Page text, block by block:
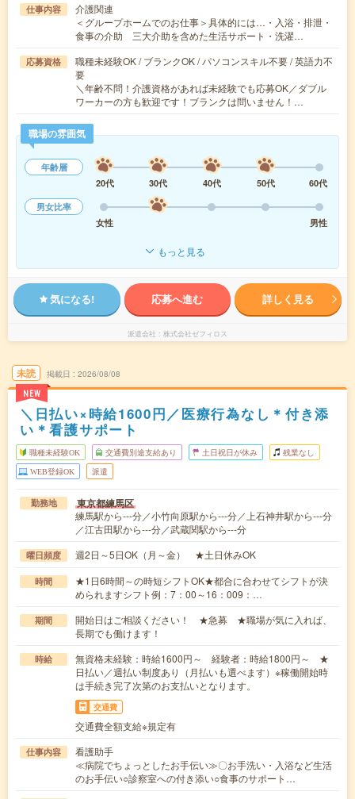
仕事内容
介護関連
＜グループホームでのお仕事＞具体的には…・入浴・排泄・
食事の介助 三大介助を含めた生活サポート・洗濯…
応募資格
職種未経験OK / ブランクOK / パソコンスキル不要 / 英語力不
要
＼年齢不問！介護資格があれば未経験でも応募OK／ダブル
ワーカーの方も歓迎です！ブランクは問いません！…
職場の雰囲気
年齢層
20代
30代 40代 50代
60代
男女比率
女性
男性
もっと見る
気になる! 応募へ進む 詳しく見る
派遣会社 株式会社ゼフィロス
未読
NEW
掲載日 2026/08/08
＼日払い×時給1600円／医療行為なし＊付き添
い＊看護サポート
職種未経験OK 交通費別途支給あり 土日祝日が休み 残業なし
WEB登録OK 派遣
勤務地 東京都練馬区
練馬駅から---分／小竹向原駅から---分／上石神井駅から---分
／江古田駅から---分／武蔵関駅から---分
曜日頻度 週2日～5日OK（月～金） ★土日休みOK
時間
★1日6時間～の時短シフトOK★都合に合わせてシフトが決
められますシフト例：7：00～16：009：…
期間
開始日はご相談ください！ ★急募 ★職場が気に入れば、
長期でも働けます！
時給
無資格未経験：時給1600円～ 経験者：時給1800円～ ★
日払い／週払い制度あり（月払いも選べます）※稼働開始時
は手続き完了次第のお支払いとなります。
交通費
交通費全額支給※規定有
仕事内容
看護助手
≪病院でちょっとしたお手伝い≫〇お手洗い・入浴など生活
のお手伝い○診察室への付き添い○食事のサポート…